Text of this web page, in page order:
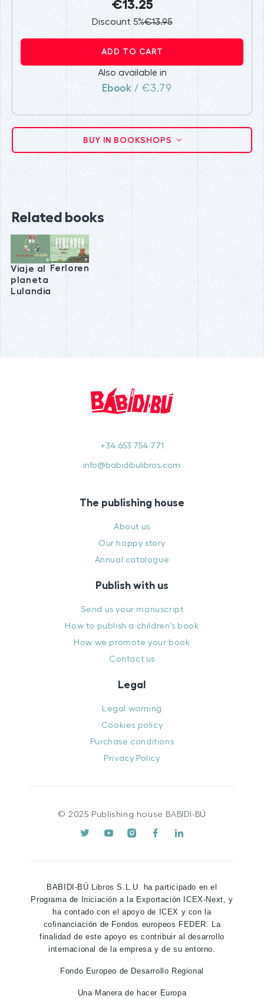
€13.25
Discount 5%€13.95
ADD TO CART
Also available in
Ebook / €3.79
BUY IN BOOKSHOPS
Related books
Viaje al
planeta
Lulandia
Ferloren
+34 653 754 771
info@babidibulibros.com
The publishing house
About us
Our happy story
Annual catalogue
Publish with us
Send us your manuscript
How to publish a children’s book
How we promote your book
Contact us
Legal
Legal warning
Cookies policy
Purchase conditions
Privacy Policy
© 2025 Publishing house BABIDI-BÚ
BABIDI-BÚ Libros S.L.U. ha participado en el
Programa de Iniciación a la Exportación ICEX-Next, y
ha contado con el apoyo de ICEX y con la
cofinanciación de Fondos europeos FEDER. La
finalidad de este apoyo es contribuir al desarrollo
internacional de la empresa y de su entorno.
Fondo Europeo de Desarrollo Regional
Una Manera de hacer Europa